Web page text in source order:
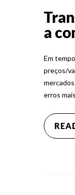
a
Em
preços/
erros